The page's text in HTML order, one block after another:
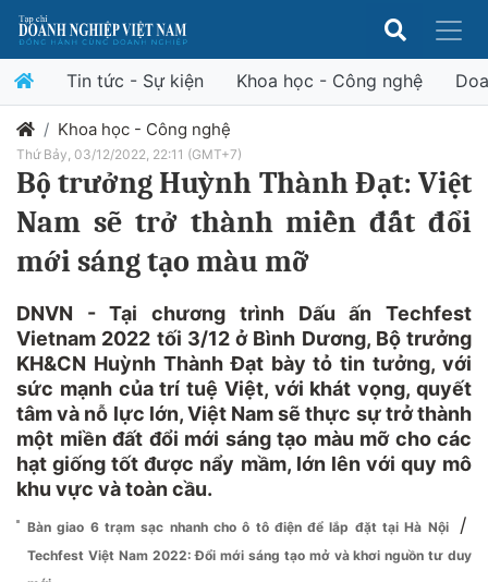
Tin tức - Sự kiện Khoa học - Công nghệ
Khoa học - Công nghệ
Thứ Bảy, 03/12/2022, 22:11 (GMT+7)
Bộ trưởng Huỳnh Thành Đạt: Việt
Nam sẽ trở thành miền đất đổi
mới sáng tạo màu mỡ
DNVN - Tại chương trình Dấu ấn Techfest
Vietnam 2022 tối 3/12 ở Bình Dương, Bộ trưởng
KH&CN Huỳnh Thành Đạt bày tỏ tin tưởng, với
sức mạnh của trí tuệ Việt, với khát vọng, quyết
tâm và nỗ lực lớn, Việt Nam sẽ thực sự trở thành
một miền đất đổi mới sáng tạo màu mỡ cho các
hạt giống tốt được nẩy mầm, lớn lên với quy mô
khu vực và toàn cầu.
Bàn giao 6 trạm sạc nhanh cho ô tô điện để lắp đặt tại Hà Nội /
Techfest Việt Nam 2022: Đổi mới sáng tạo mở và khơi nguồn tư duy